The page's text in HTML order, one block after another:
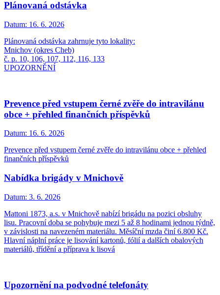
Plánovaná odstávka
Datum: 16. 6. 2026
Plánovaná odstávka zahrnuje tyto lokality:
Mnichov (okres Cheb)
č. p. 10, 106, 107, 112, 116, 133
UPOZORNĚNÍ
Prevence před vstupem černé zvěře do intravilánu
obce + přehled finančních příspěvků
Datum: 16. 6. 2026
Prevence před vstupem černé zvěře do intravilánu obce + přehled
finančních příspěvků
Nabídka brigády v Mnichově
Datum: 3. 6. 2026
Mattoni 1873, a.s. v Mnichově nabízí brigádu na pozici obsluhy
lisu. Pracovní doba se pohybuje mezi 5 až 8 hodinami jednou týdně,
v závislosti na navezeném materiálu. Měsíční mzda činí 6.800 Kč.
Hlavní náplní práce je lisování kartonů, fólií a dalších obalových
materiálů, třídění a příprava k lisová
Upozornění na podvodné telefonáty